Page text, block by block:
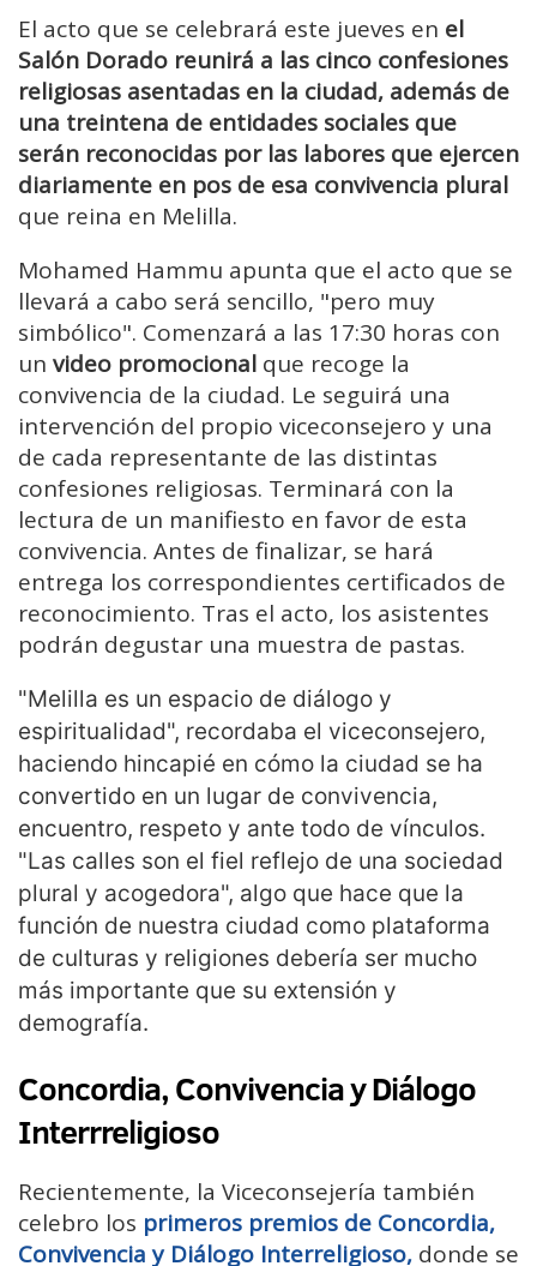
El acto que se celebrará este jueves en el
Salón Dorado reunirá a las cinco confesiones
religiosas asentadas en la ciudad, además de
una treintena de entidades sociales que
serán reconocidas por las labores que ejercen
diariamente en pos de esa convivencia plural
que reina en Melilla.
Mohamed Hammu apunta que el acto que se
llevará a cabo será sencillo, "pero muy
simbólico". Comenzará a las 17:30 horas con
un video promocional que recoge la
convivencia de la ciudad. Le seguirá una
intervención del propio viceconsejero y una
de cada representante de las distintas
confesiones religiosas. Terminará con la
lectura de un manifiesto en favor de esta
convivencia. Antes de finalizar, se hará
entrega los correspondientes certificados de
reconocimiento. Tras el acto, los asistentes
podrán degustar una muestra de pastas.
"Melilla es un espacio de diálogo y
espiritualidad", recordaba el viceconsejero,
haciendo hincapié en cómo la ciudad se ha
convertido en un lugar de convivencia,
encuentro, respeto y ante todo de vínculos.
"Las calles son el fiel reflejo de una sociedad
plural y acogedora", algo que hace que la
función de nuestra ciudad como plataforma
de culturas y religiones debería ser mucho
más importante que su extensión y
demografía.
Concordia, Convivencia y Diálogo
Interrreligioso
Recientemente, la Viceconsejería también
celebro los primeros premios de Concordia,
Convivencia y Diálogo Interreligioso, donde se